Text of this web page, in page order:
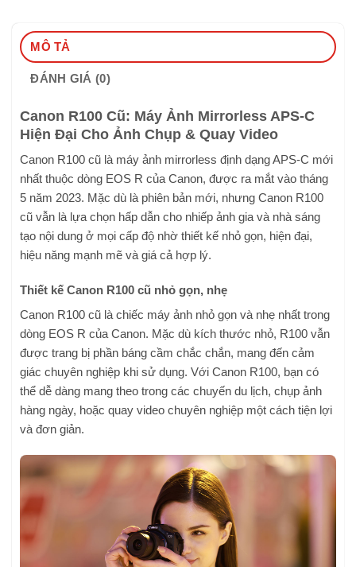
MÔ TẢ
ĐÁNH GIÁ (0)
Canon R100 Cũ: Máy Ảnh Mirrorless APS-C
Hiện Đại Cho Ảnh Chụp & Quay Video
Canon R100 cũ là máy ảnh mirrorless định dạng APS-C mới
nhất thuộc dòng EOS R của Canon, được ra mắt vào tháng
5 năm 2023. Mặc dù là phiên bản mới, nhưng Canon R100
cũ vẫn là lựa chọn hấp dẫn cho nhiếp ảnh gia và nhà sáng
tạo nội dung ở mọi cấp độ nhờ thiết kế nhỏ gọn, hiện đại,
hiệu năng mạnh mẽ và giá cả hợp lý.
Thiết kế Canon R100 cũ nhỏ gọn, nhẹ
Canon R100 cũ là chiếc máy ảnh nhỏ gọn và nhẹ nhất trong
dòng EOS R của Canon. Mặc dù kích thước nhỏ, R100 vẫn
được trang bị phần báng cầm chắc chắn, mang đến cảm
giác chuyên nghiệp khi sử dụng. Với Canon R100, bạn có
thể dễ dàng mang theo trong các chuyến du lịch, chụp ảnh
hàng ngày, hoặc quay video chuyên nghiệp một cách tiện lợi
và đơn giản.